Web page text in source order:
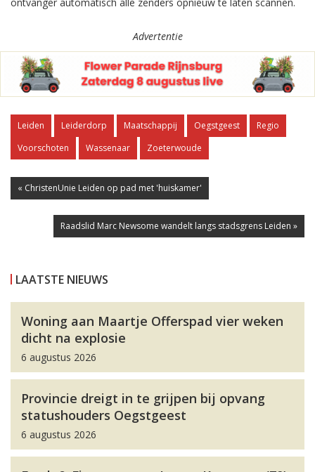
Advertentie
Leiden Leiderdorp Maatschappij Oegstgeest
Regio
Voorschoten
Wassenaar Zoeterwoude
« ChristenUnie Leiden op pad met 'huiskamer'
Raadslid Marc Newsome wandelt langs stadsgrens Leiden »
LAATSTE NIEUWS
Woning aan Maartje Offerspad vier weken
dicht na explosie
6 augustus 2026
Provincie dreigt in te grijpen bij opvang
statushouders Oegstgeest
6 augustus 2026